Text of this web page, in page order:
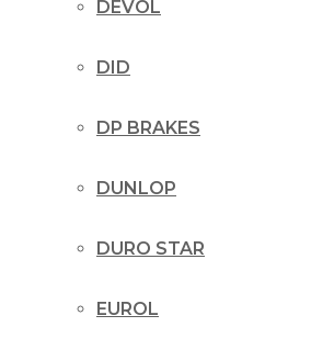
DEVOL
DID
DP BRAKES
DUNLOP
DURO STAR
EUROL